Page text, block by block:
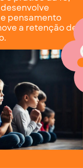
pensamento
a retenção de